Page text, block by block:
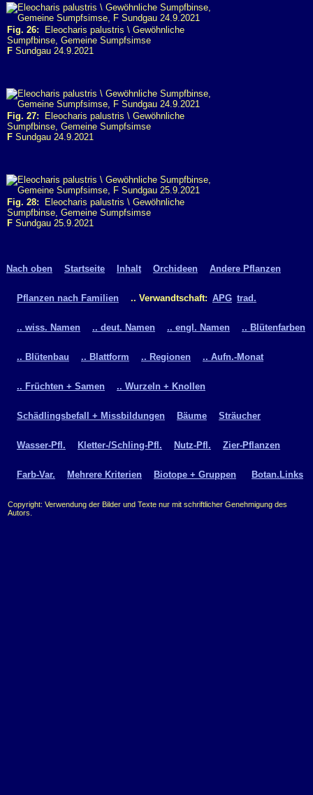
Fig. 26: Eleocharis palustris \ Gewöhnliche
Sumpfbinse, Gemeine Sumpfsimse
F Sundgau 24.9.2021
Fig. 27: Eleocharis palustris \ Gewöhnliche
Sumpfbinse, Gemeine Sumpfsimse
F Sundgau 24.9.2021
Fig. 28: Eleocharis palustris \ Gewöhnliche
Sumpfbinse, Gemeine Sumpfsimse
F Sundgau 25.9.2021
Nach oben Startseite Inhalt Orchideen Andere Pflanzen
Pflanzen nach Familien .. Verwandtschaft: APG trad.
.. wiss. Namen .. deut. Namen .. engl. Namen .. Blütenfarben
.. Blütenbau .. Blattform .. Regionen .. Aufn.-Monat
.. Früchten + Samen .. Wurzeln + Knollen
Schädlingsbefall + Missbildungen Bäume Sträucher
Wasser-Pfl. Kletter-/Schling-Pfl. Nutz-Pfl. Zier-Pflanzen
Farb-Var. Mehrere Kriterien Biotope + Gruppen Botan.Links
Copyright: Verwendung der Bilder und Texte nur mit schriftlicher Genehmigung des
Autors.